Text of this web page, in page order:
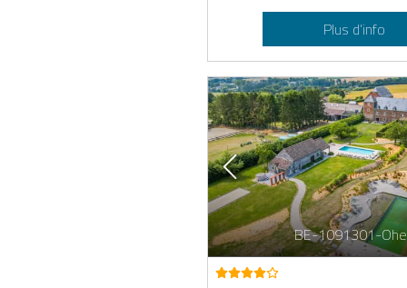
Plus d’info
BE-1091301-